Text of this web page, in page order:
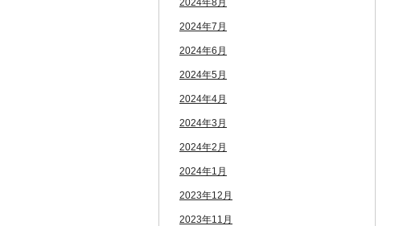
2024年8月
2024年7月
2024年6月
2024年5月
2024年4月
2024年3月
2024年2月
2024年1月
2023年12月
2023年11月